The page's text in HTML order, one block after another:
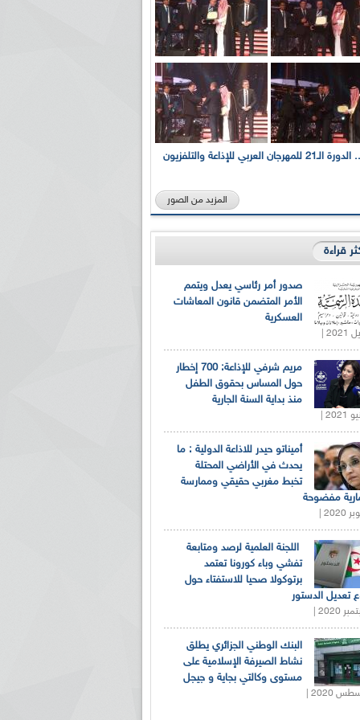
بالصور... الدورة الـ21 للمهرجان العربي للإذاعة والتلفزيون
المزيد من الصور
قراءة
صدور أمر رئاسي يعدل ويتمم
الأمر المتضمن قانون المعاشات
العسكرية
مريم شرفي للإذاعة: 700 إخطار
حول المساس بحقوق الطفل
منذ بداية السنة الجارية
أميناتو حيدر للاذاعة الدولية : ما
يحدث في الأراضي المحتلة
تخبط مغربي حقيقي وممارسة
مفضوحة
اللجنة العلمية لرصد ومتابعة
تفشي وباء كورونا تعتمد
برتوكولا صحيا للاستفتاء حول
تعديل الدستور
البنك الوطني الجزائري يطلق
نشاط الصيرفة الإسلامية على
مستوى وكالتي بجاية و جيجل